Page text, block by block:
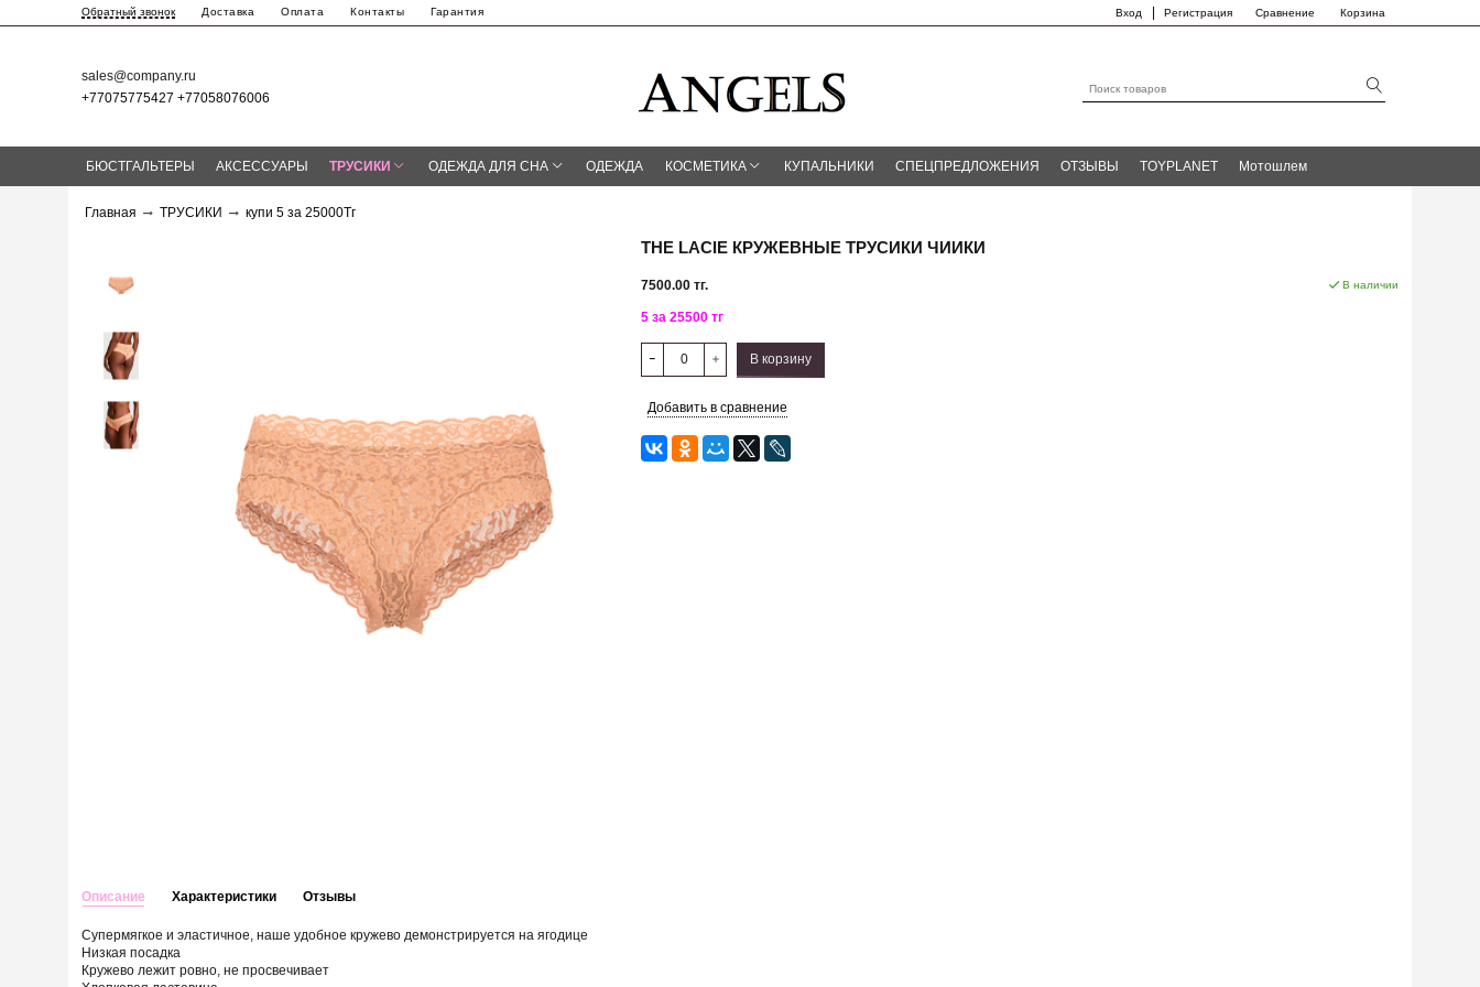
Обратный звонок Доставка Оплата Контакты Гарантия Вход Регистрация Сравнение Корзина
sales@company.ru
+77075775427 +77058076006
БЮСТГАЛЬТЕРЫ АКСЕССУАРЫ ТРУСИКИ ОДЕЖДА ДЛЯ СНА ОДЕЖДА КОСМЕТИКА КУПАЛЬНИКИ СПЕЦПРЕДЛОЖЕНИЯ ОТЗЫВЫ TOYPLANET Мотошлем
Главная ТРУСИКИ купи 5 за 25000Тг
THE LACIE КРУЖЕВНЫЕ ТРУСИКИ ЧИИКИ
7500.00 тг. В наличии
5 за 25500 тг
В корзину
Добавить в сравнение
Описание
Супермягкое и эластичное, наше удобное кружево демонстрируется на ягодице
Низкая посадка
Кружево лежит ровно, не просвечивает
Характеристики Отзывы